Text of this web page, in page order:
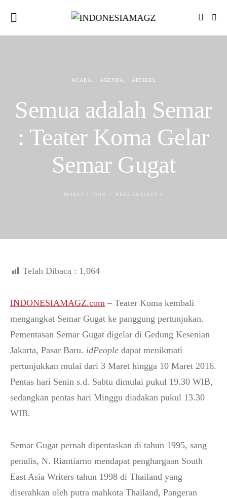
ACARA AGENDA ARTIKEL
Semua adalah Semar
: Teater Koma Gelar
Semar Gugat
MARET 4, 2016 REZA ANTARES P
Telah Dibaca : 1,064
INDONESIAMAGZ.com – Teater Koma kembali
mengangkat Semar Gugat ke panggung pertunjukan.
Pementasan Semar Gugat digelar di Gedung Kesenian
Jakarta, Pasar Baru. idPeople dapat menikmati
pertunjukkan mulai dari 3 Maret hingga 10 Maret 2016.
Pentas hari Senin s.d. Sabtu dimulai pukul 19.30 WIB,
sedangkan pentas hari Minggu diadakan pukul 13.30
WIB.
Semar Gugat pernah dipentaskan di tahun 1995, sang
penulis, N. Riantiarno mendapat penghargaan South
East Asia Writers tahun 1998 di Thailand yang
diserahkan oleh putra mahkota Thailand, Pangeran